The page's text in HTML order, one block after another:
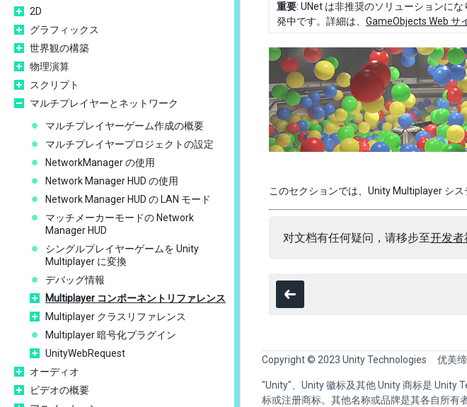
2D
グラフィックス
世界観の構築
物理演算
スクリプト
マルチプレイヤーとネットワーク
マルチプレイヤーゲーム作成の概要
マルチプレイヤープロジェクトの設定
NetworkManager の使用
Network Manager HUD の使用
Network Manager HUD の LAN モード
マッチメーカーモードの Network
Manager HUD
シングルプレイヤーゲームを Unity
Multiplayer に変換
デバッグ情報
Multiplayer コンポーネントリファレンス
Multiplayer クラスリファレンス
Multiplayer 暗号化プラグイン
UnityWebRequest
オーディオ
ビデオの概要
重要: UNet は非推奨のソリューションに
発中です。詳細は、 GameObjects Web サ
このセクションでは、Unity Multiplayer シ
对文档有任何疑问，请移步至开发者
Copyright © 2023 Unity Technologies 优美
"Unity"、Unity 徽标及其他 Unity 商标是 Unity
标或注册商标。其他名称或品牌是其各自所有